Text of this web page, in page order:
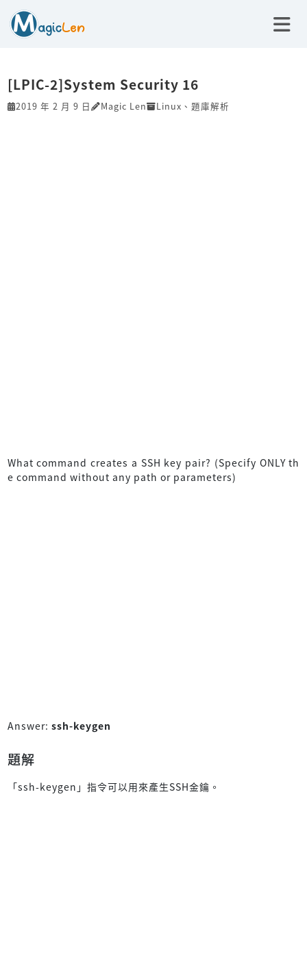
[LPIC-2]System Security 16
2019 年 2 月 9 日 Magic Len Linux 、 題庫解析
What command creates a SSH key pair? (Specify ONLY th
e command without any path or parameters)
Answer: ssh-keygen
題解
「ssh-keygen」指令可以用來產生SSH金鑰。